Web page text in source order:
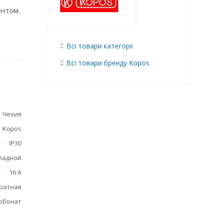
Чехия
Kopos
IP30
16 A
Всі товари категорії
Всі товари бренду Kopos